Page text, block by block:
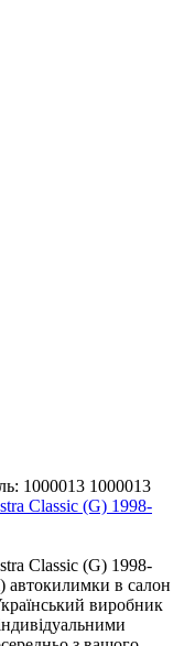
1000013 1000013
Classic (G) 1998-
Classic (G) 1998-
автокилимки в салон
виробник